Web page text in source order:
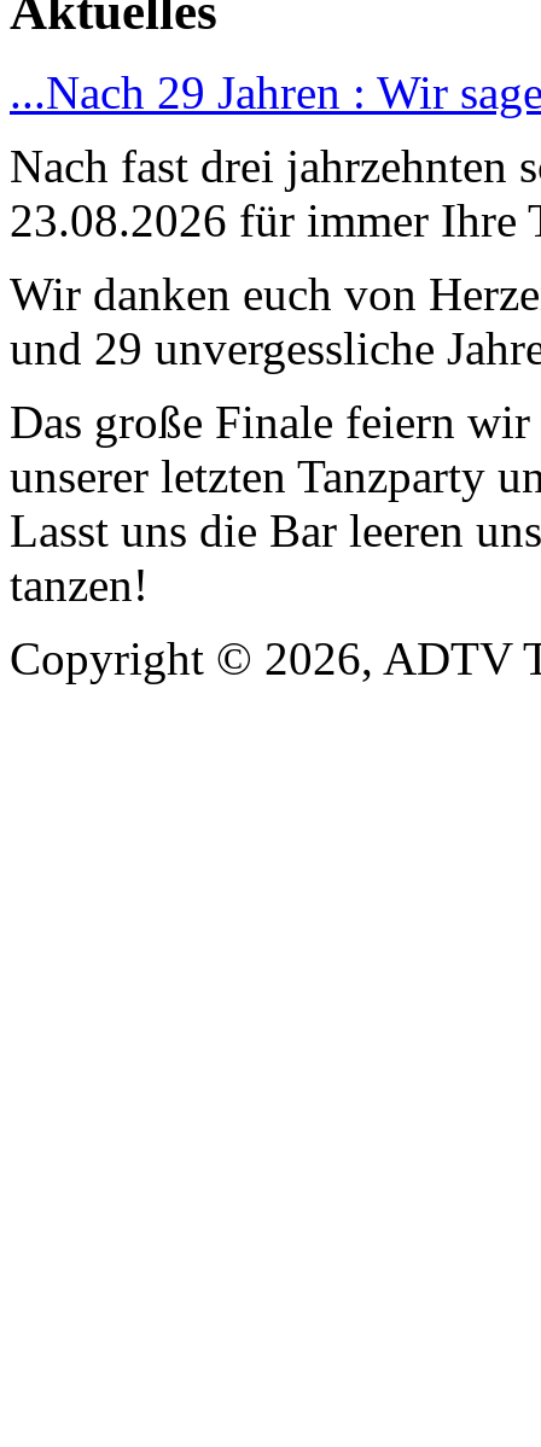
Aktuelles
...Nach 29 Jahren : Wir
Nach fast drei jahrzehnten
23.08.2026 für immer Ihre
Wir danken euch von
und 29 unvergessliche
Das große Finale feiern
unserer letzten Tanzparty
Lasst uns die Bar leeren
tanzen!
Copyright © 2026, ADTV